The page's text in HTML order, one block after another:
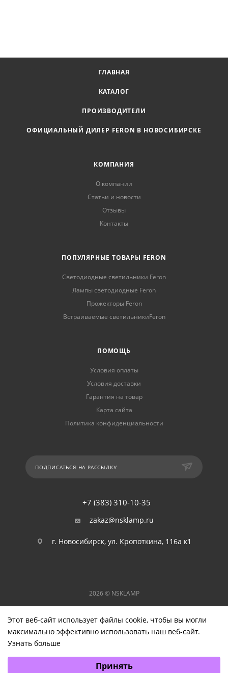
ГЛАВНАЯ
КАТАЛОГ
ПРОИЗВОДИТЕЛИ
ОФИЦИАЛЬНЫЙ ДИЛЕР FERON В НОВОСИБИРСКЕ
КОМПАНИЯ
О компании
Статьи и новости
Отзывы
Контакты
ПОПУЛЯРНЫЕ ТОВАРЫ FERON
Светодиодные светильники Feron
Лампы светодиодные Feron
Прожекторы Feron
Встраиваемые светильникиFeron
ПОМОЩЬ
Условия оплаты
Условия доставки
Гарантия на товар
Карта сайта
Политика конфиденциальности
ПОДПИСАТЬСЯ НА РАССЫЛКУ
+7 (383) 310-10-35
zakaz@nsklamp.ru
г. Новосибирск, ул. Кропоткина, 116а к1
2026 © NSKLAMP
Этот веб-сайт использует файлы cookie, чтобы вы могли
максимально эффективно использовать наш веб-сайт.
Узнать больше
Принять